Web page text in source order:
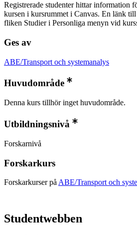
Registrerade studenter hittar information
kursen i kursrummet i Canvas. En länk
fliken Studier i Personliga menyn vid
Ges av
ABE/Transport och systemanalys
Huvudområde
Denna kurs tillhör inget huvudområde.
Utbildningsnivå
Forskarnivå
Forskarkurs
Forskarkurser påABE/Transport och
Studentwebben